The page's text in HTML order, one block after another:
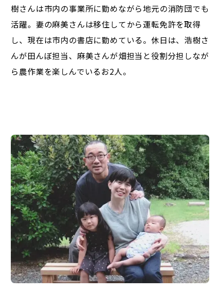
樹さんは市内の事業所に勤めながら地元の消防団でも
活躍。妻の麻美さんは移住してから運転免許を取得
し、現在は市内の書店に勤めている。休日は、浩樹さ
んが田んぼ担当、麻美さんが畑担当と役割分担しなが
ら農作業を楽しんでいるお2人。